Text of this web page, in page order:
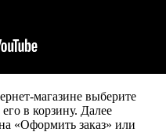
магазине выберите
в корзину. Далее
«Оформить заказ» или